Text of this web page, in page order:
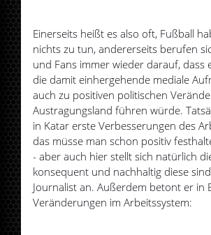
Einerseits heißt es also oft, Fußball
nichts zu tun, andererseits berufen
und Fans immer wieder darauf, dass
die damit einhergehende mediale
auch zu positiven politischen
Austragungsland führen würde.
in Katar erste Verbesserungen des
das müsse man schon positiv
- aber auch hier stellt sich natürlich
konsequent und nachhaltig diese
Journalist an. Außerdem betont er in
Veränderungen im Arbeitssystem: